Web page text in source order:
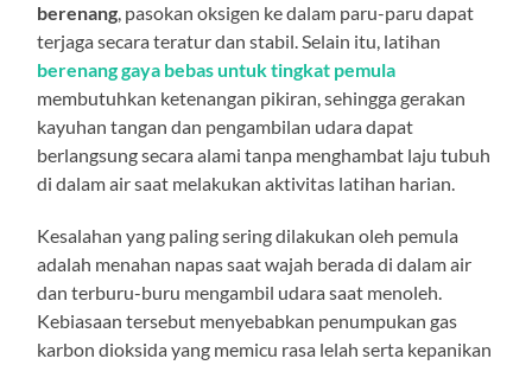
berenang, pasokan oksigen ke dalam paru-paru dapat
terjaga secara teratur dan stabil. Selain itu, latihan
berenang gaya bebas untuk tingkat pemula
membutuhkan ketenangan pikiran, sehingga gerakan
kayuhan tangan dan pengambilan udara dapat
berlangsung secara alami tanpa menghambat laju tubuh
di dalam air saat melakukan aktivitas latihan harian.
Kesalahan yang paling sering dilakukan oleh pemula
adalah menahan napas saat wajah berada di dalam air
dan terburu-buru mengambil udara saat menoleh.
Kebiasaan tersebut menyebabkan penumpukan gas
karbon dioksida yang memicu rasa lelah serta kepanikan